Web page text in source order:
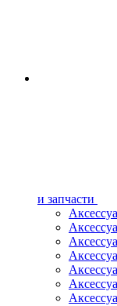
и запчасти